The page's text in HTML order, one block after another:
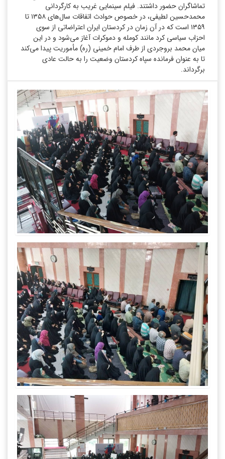
تماشاگران حضور داشتند. فیلم سینمایی غریب به کارگردانی
محمدحسین لطیفی، در خصوص حوادث اتفاقات سال‌های ۱۳۵۸ تا
۱۳۵۹ است که در آن زمان در کردستان ایران اعتراضاتی از سوی
احزاب سیاسی کرد مانند کومله و دموکرات آغاز می‌شود و در این
میان محمد بروجردی از طرف امام خمینی (ره) مأموریت پیدا می‌کند
تا به عنوان فرمانده سپاه کردستان وضعیت را به حالت عادی
برگرداند.